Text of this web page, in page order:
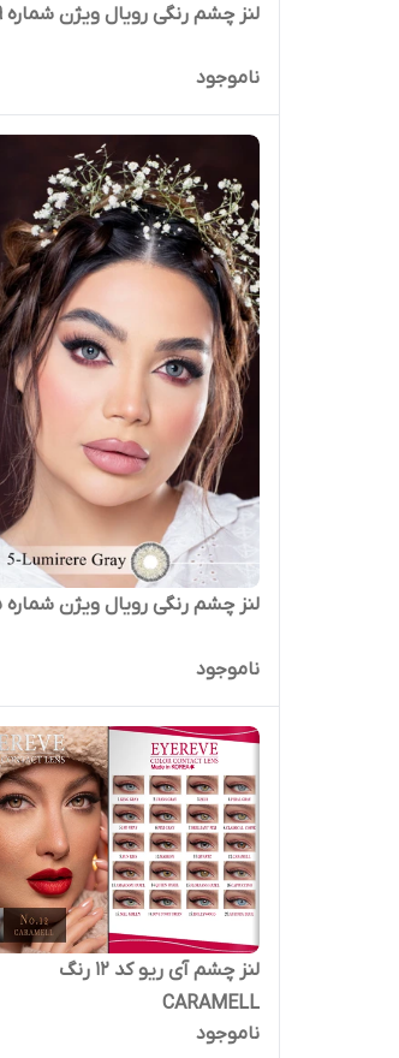
لنز چشم رنگی رویال ویژن شماره 9
ناموجود
لنز چشم رنگی رویال ویژن شماره 5
ناموجود
لنز چشم آی ریو کد 12 رنگ
CARAMELL
ناموجود